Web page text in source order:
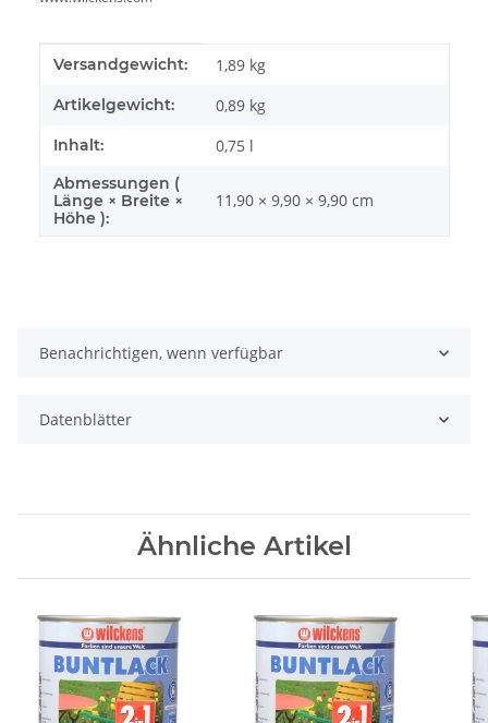
Produkteigenschaft
Wert
Versandgewicht: 1,89 kg
Artikelgewicht: 0,89 kg
Inhalt: 0,75 l
Abmessungen (
Länge × Breite ×
Höhe ):
11,90 × 9,90 × 9,90 cm
Benachrichtigen, wenn verfügbar
Datenblätter
Ähnliche Artikel